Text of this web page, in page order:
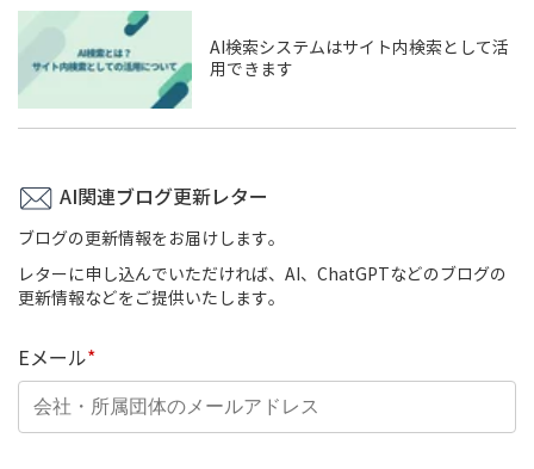
AI検索システムはサイト内検索として活
用できます
AI関連ブログ更新レター
ブログの更新情報をお届けします。
レターに申し込んでいただければ、AI、ChatGPTなどのブログの
更新情報などをご提供いたします。
Eメール*